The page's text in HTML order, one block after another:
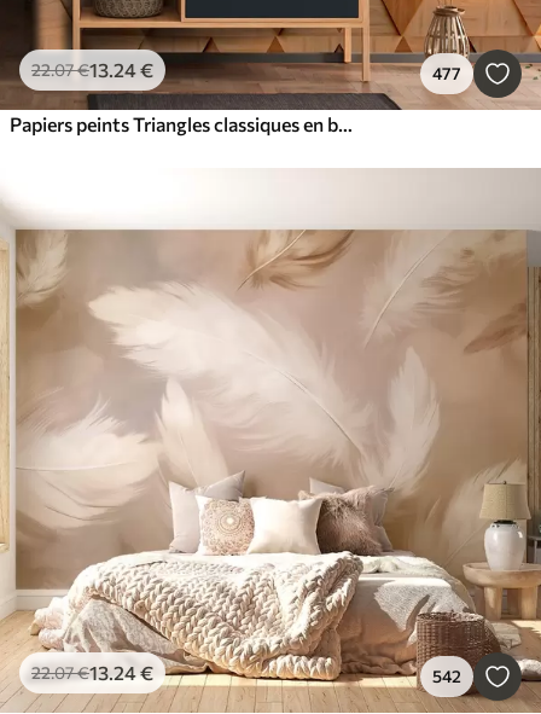
22.07€13.24€ 477
Papiers peints Triangles classiques en bois avec éclairage 3D
22.07€13.24€ 542